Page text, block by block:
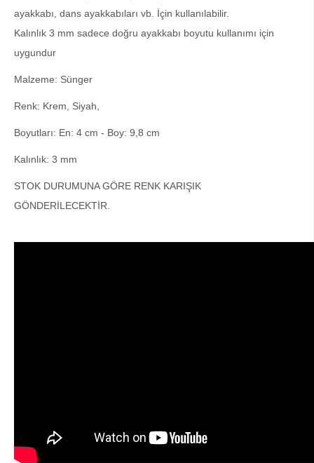
ayakkabı, dans ayakkabıları vb. İçin kullanılabilir.
Kalınlık 3 mm sadece doğru ayakkabı boyutu kullanımı için
uygundur
Malzeme: Sünger
Renk: Krem, Siyah,
Boyutları: En: 4 cm - Boy: 9,8 cm
Kalınlık: 3 mm
STOK DURUMUNA GÖRE RENK KARIŞIK
GÖNDERİLECEKTİR.